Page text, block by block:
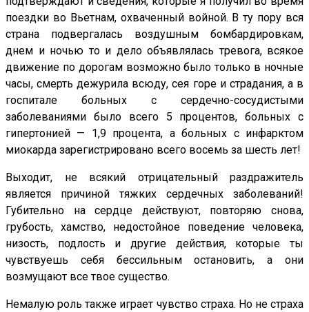
поездки во Вьетнам, охваченный войной. В ту пору вся
страна подвергалась воздушным бомбардировкам,
днем и ночью то и дело объявлялась тревога, всякое
движение по дорогам возможно было только в ночные
часы, смерть дежурила всюду, сея горе и страдания, а в
госпитале больных с сердечно-сосудистыми
заболеваниями было всего 5 процентов, больных с
гипертонией — 1,9 процента, а больных с инфарктом
миокарда зарегистрировано всего восемь за шесть лет!
Выходит, не всякий отрицательный раздражитель
является причиной тяжких сердечных заболеваний!
Губительно на сердце действуют, повторяю снова,
грубость, хамство, недостойное поведение человека,
низость, подлость и другие действия, которые ты
чувствуешь себя бессильным остановить, а они
возмущают все твое существо.
Немалую роль также играет чувство страха. Но не страха